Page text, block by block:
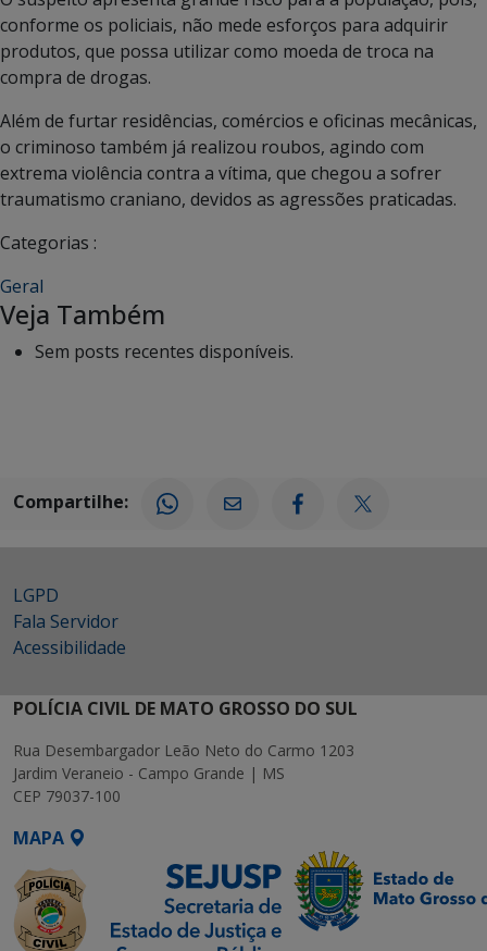
conforme os policiais, não mede esforços para adquirir
produtos, que possa utilizar como moeda de troca na
compra de drogas.
Além de furtar residências, comércios e oficinas mecânicas,
o criminoso também já realizou roubos, agindo com
extrema violência contra a vítima, que chegou a sofrer
traumatismo craniano, devidos as agressões praticadas.
Categorias :
Geral
Veja Também
Sem posts recentes disponíveis.
Compartilhe:
LGPD
Fala Servidor
Acessibilidade
POLÍCIA CIVIL DE MATO GROSSO DO SUL
Rua Desembargador Leão Neto do Carmo 1203
Jardim Veraneio - Campo Grande | MS
CEP 79037-100
MAPA